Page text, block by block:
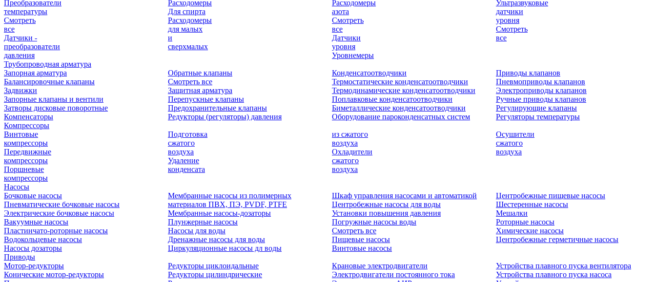
Преобразователи
температуры
Смотреть
все
Датчики -
преобразователи
давления
Расходомеры
Для спирта
Расходомеры
для малых
и
сверхмалых
Расходомеры
азота
Смотреть
все
Датчики
уровня
Уровнемеры
Ультразвуковые
датчики
уровня
Смотреть
все
Трубопроводная арматура
Запорная арматура
Балансировочные клапаны
Задвижки
Запорные клапаны и вентили
Затворы дисковые поворотные
Компенсаторы
Обратные клапаны
Смотреть все
Защитная арматура
Перепускные клапаны
Предохранительные клапаны
Редукторы (регуляторы) давления
Конденсатоотводчики
Термостатические конденсатоотводчики
Термодинамические конденсатоотводчики
Поплавковые конденсатоотводчики
Биметаллические конденсатоотводчики
Оборудование пароконденсатных систем
Приводы клапанов
Пневмоприводы клапанов
Электроприводы клапанов
Ручные приводы клапанов
Регулирующие клапаны
Регуляторы температуры
Компрессоры
Винтовые
компрессоры
Передвижные
компрессоры
Поршневые
компрессоры
Подготовка
сжатого
воздуха
Удаление
конденсата
из сжатого
воздуха
Охладители
сжатого
воздуха
Осушители
сжатого
воздуха
Насосы
Бочковые насосы
Пневматические бочковые насосы
Электрические бочковые насосы
Вакуумные насосы
Пластинчато-роторные насосы
Водокольцевые насосы
Насосы дозаторы
Мембранные насосы из полимерных
материалов ПВХ, ПЭ, PVDF, PTFE
Мембранные насосы-дозаторы
Плунжерные насосы
Насосы для воды
Дренажные насосы для воды
Циркуляционные насосы дл воды
Шкаф управления насосами и автоматикой
Центробежные насосы для воды
Установки повышения давления
Погружные насосы воды
Смотреть все
Пищевые насосы
Винтовые насосы
Центробежные пищевые насосы
Шестеренные насосы
Мешалки
Роторные насосы
Химические насосы
Центробежные герметичные насосы
Приводы
Мотор-редукторы
Конические мотор-редукторы
Редукторы циклоидальные
Редукторы цилиндрические
Крановые электродвигатели
Электродвигатели постоянного тока
Устройства плавного пуска вентилятора
Устройства плавного пуска насоса